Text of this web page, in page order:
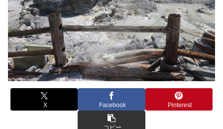
X Facebook Pinterest
コピー